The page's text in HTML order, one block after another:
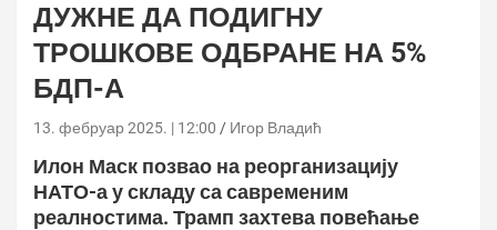
ДУЖНЕ ДА ПОДИГНУ
ТРОШКОВЕ ОДБРАНЕ НА 5%
БДП-А
13. фебруар 2025. | 12:00 Игор Владић
Илон Маск позвао на реорганизацију
НАТО-а у складу са савременим
реалностима. Трамп захтева повећање